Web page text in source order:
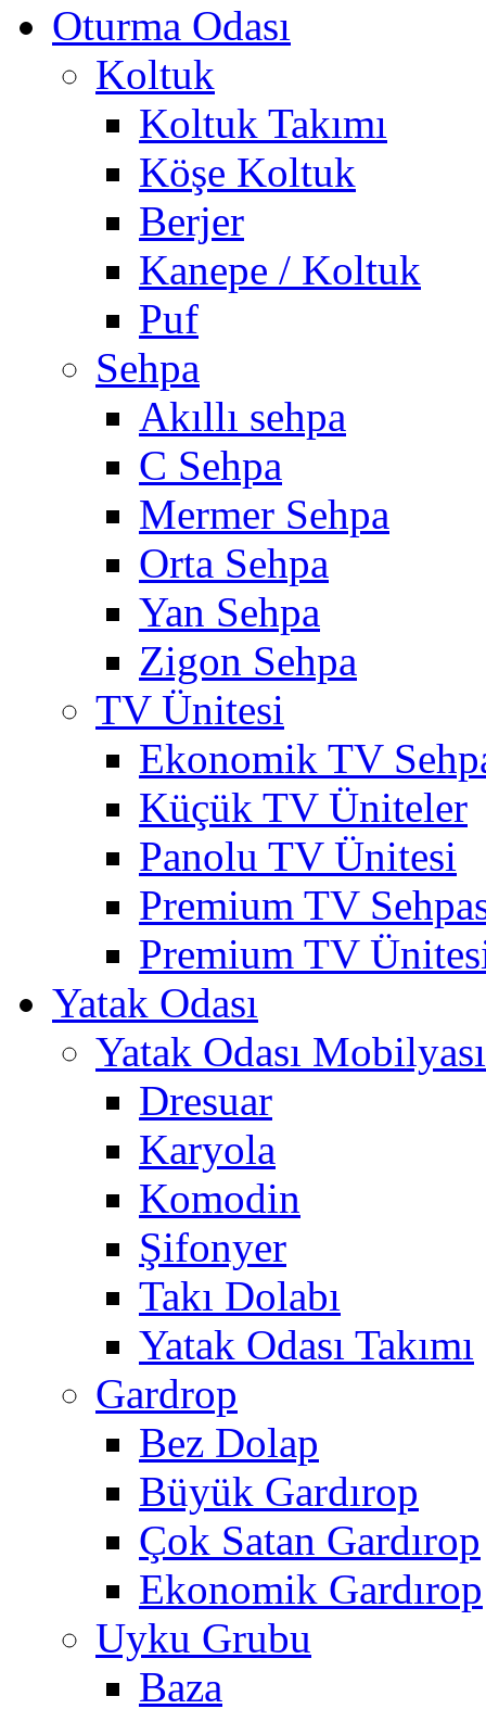
Oturma Odası
Koltuk
Koltuk Takımı
Köşe Koltuk
Berjer
Kanepe / Koltuk
Puf
Sehpa
Akıllı sehpa
C Sehpa
Mermer Sehpa
Orta Sehpa
Yan Sehpa
Zigon Sehpa
TV Ünitesi
Ekonomik TV
Küçük TV Üniteler
Panolu TV Ünitesi
Premium TV
Premium TV
Yatak Odası
Yatak Odası Mobilyası
Dresuar
Karyola
Komodin
Şifonyer
Takı Dolabı
Yatak Odası Takımı
Gardrop
Bez Dolap
Büyük Gardırop
Çok Satan Gardırop
Ekonomik Gardırop
Uyku Grubu
Baza